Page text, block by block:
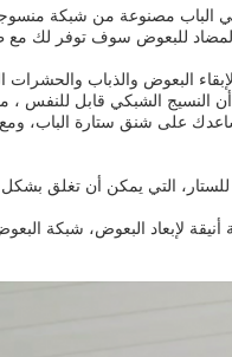
الباب مصنوعة من شبكة
للبعوض سوف توفر لك مع
لإبقاء البعوض والذباب
النسيج الشبكي قابل للنفس ،
على شنق ستارة الباب،
للستار، التي يمكن أن تغلق
لإبعاد البعوض، شبكة